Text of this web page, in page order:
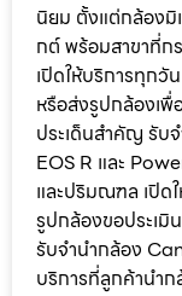
นิยม ตั้งแต่กล้องมิ
กต์ พร้อมสาขาที่ก
เปิดให้บริการทุก
หรือส่งรูปกล้องเพื่
ประเด็นสำคัญ รับ
EOS R และ
และปริมณฑล เปิด
รูปกล้องขอประเมิ
รับจำนำกล้อง
บริการที่ลูกค้านำก